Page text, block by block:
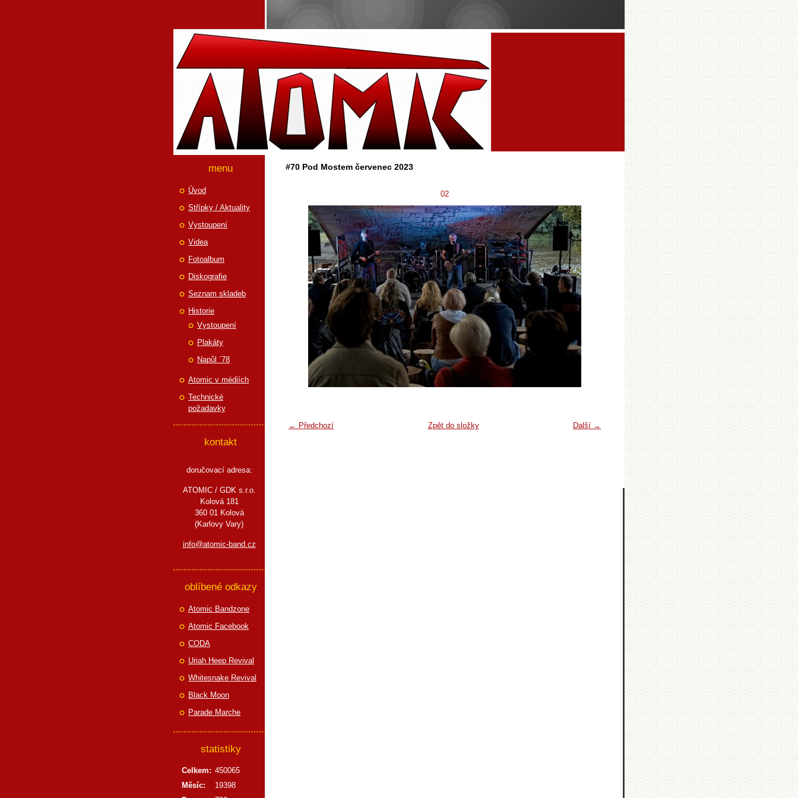
#70 Pod Mostem červenec 2023
02
← Předchozí Další →
Zpět do složky
menu
Úvod
Střípky / Aktuality
Vystoupení
Videa
Fotoalbum
Diskografie
Seznam skladeb
Historie
Vystoupení
Plakáty
Napůl ´78
Atomic v médiích
Technické
požadavky
kontakt
doručovací adresa:
ATOMIC / GDK s.r.o.
Kolová 181
360 01 Kolová
(Karlovy Vary)
info@atomic-band.cz
oblíbené odkazy
Atomic Bandzone
Atomic Facebook
CODA
Uriah Heep Revival
Whitesnake Revival
Black Moon
Parade Marche
statistiky
Celkem: 450065
Měsíc:
19398